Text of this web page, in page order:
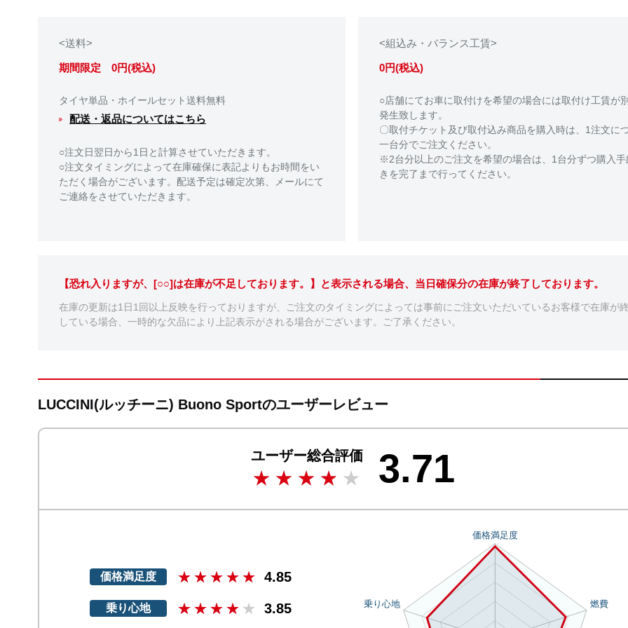
<送料>
期間限定 0円(税込)
タイヤ単品・ホイールセット送料無料
配送・返品についてはこちら
○注文日翌日から1日と計算させていただきます。
○注文タイミングによって在庫確保に表記よりもお時間をい
ただく場合がございます。配送予定は確定次第、メールにて
ご連絡をさせていただきます。
<組込み・バランス工賃>
0円(税込)
○店舗にてお車に取付けを希望の場合には取付け工賃が
発生致します。
〇取付チケット及び取付込み商品を購入時は、1注文に
一台分でご注文ください。
※2台分以上のご注文を希望の場合は、1台分ずつ購入手
きを完了まで行ってください。
【恐れ入りますが、[○○]は在庫が不足しております。】と表示される場合、当日確保分の在庫が終了しております。
在庫の更新は1日1回以上反映を行っておりますが、ご注文のタイミングによっては事前にご注文いただいているお客様で在庫が
している場合、一時的な欠品により上記表示がされる場合がございます。ご了承ください。
LUCCINI(ルッチーニ) Buono Sportのユーザーレビュー
ユーザー総合評価 3.71
価格満足度 4.85
乗り心地 3.85